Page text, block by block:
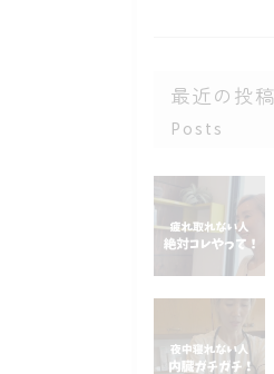
最近の投稿
Posts